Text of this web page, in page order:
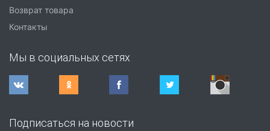
Возврат товара
Контакты
Мы в социальных сетях
Подписаться на новости